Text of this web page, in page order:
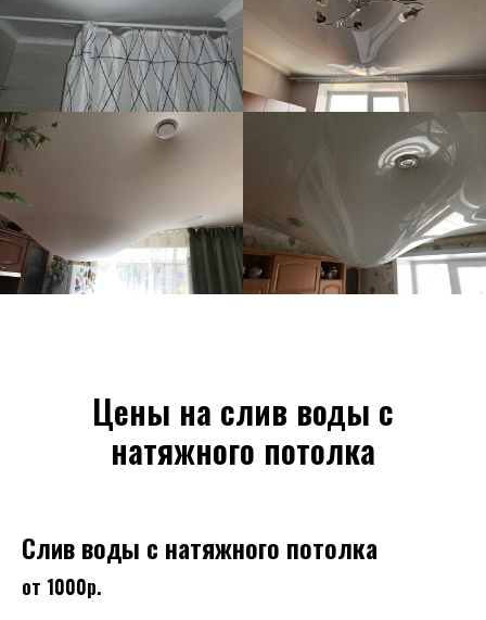
Цены на слив воды с
натяжного потолка
Слив воды с натяжного потолка
от 1000р.